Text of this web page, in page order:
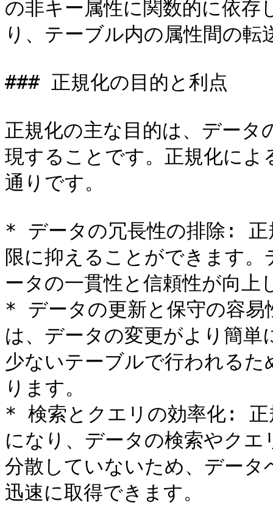
の非キー属性に関数的に依
り、テーブル内の属性間の
### 正規化の目的と利点
正規化の主な目的は、データ
現することです。正規化によ
通りです。
* データの冗長性の排除: 正
限に抑えることができます
ータの一貫性と信頼性が向上
* データの更新と保守の容
は、データの変更がより簡
少ないテーブルで行われる
ります。
* 検索とクエリの効率化: 正
になり、データの検索やク
分散していないため、デー
迅速に取得できます。